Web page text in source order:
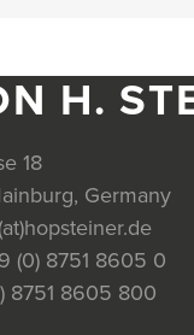
H.
18
Germany
(0) 8751 8605 0
8751 8605 800